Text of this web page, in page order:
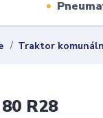
Traktor
R28